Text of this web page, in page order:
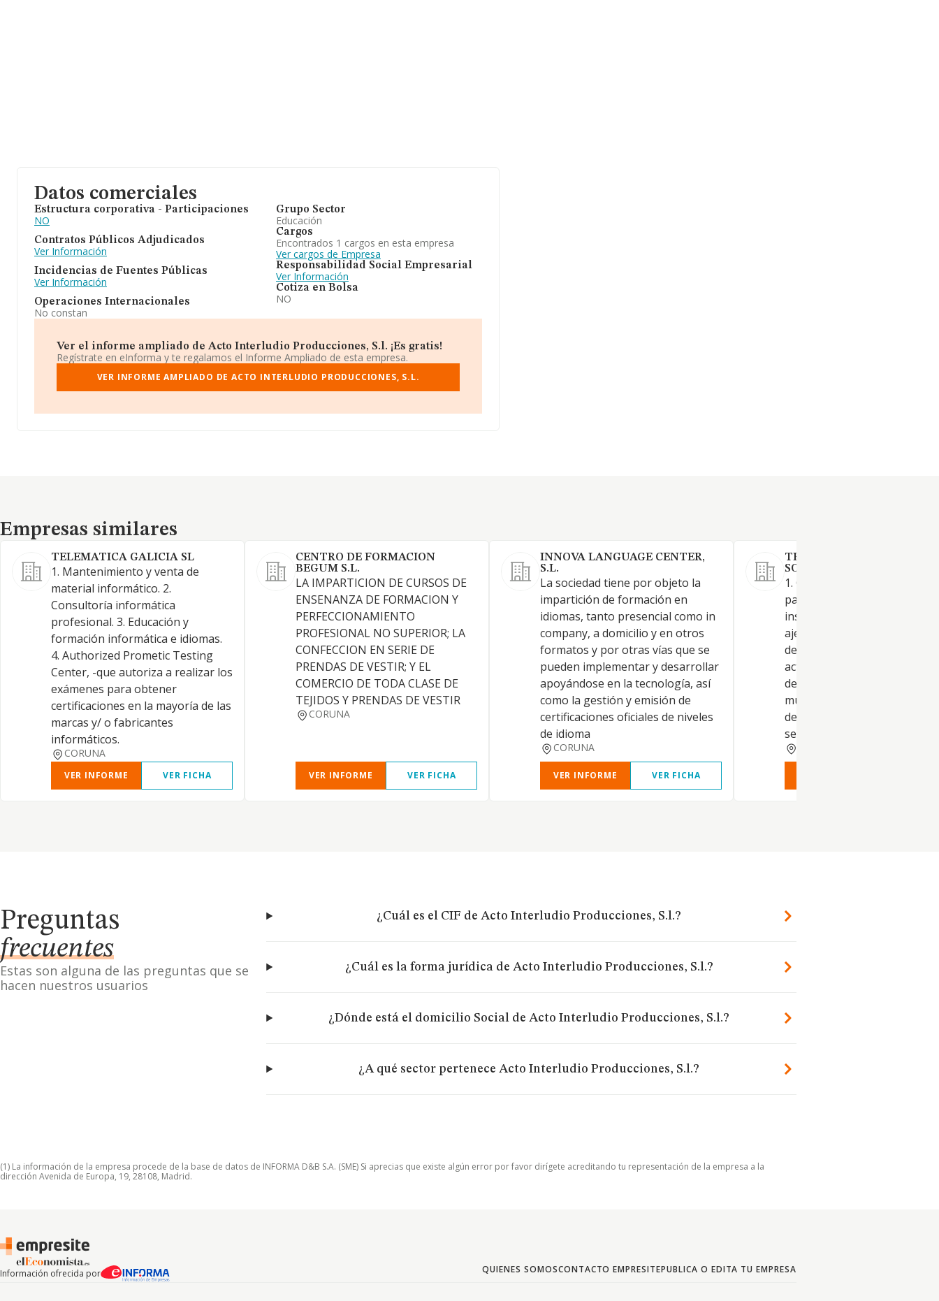
Datos comerciales
Estructura corporativa - Participaciones
NO
Contratos Públicos Adjudicados
Ver Información
Incidencias de Fuentes Públicas
Ver Información
Operaciones Internacionales
No constan
Grupo Sector
Educación
Cargos
Encontrados 1 cargos en esta empresa
Ver cargos de Empresa
Responsabilidad Social Empresarial
Ver Información
Cotiza en Bolsa
NO
Ver el informe ampliado de Acto Interludio Producciones, S.l. ¡Es gratis!
Regístrate en eInforma y te regalamos el Informe Ampliado de esta empresa.
VER INFORME AMPLIADO DE ACTO INTERLUDIO PRODUCCIONES, S.L.
Empresas similares
Empresas similares
TELEMATICA GALICIA SL
1. Mantenimiento y venta de
material informático. 2.
Consultoría informática
profesional. 3. Educación y
formación informática e idiomas.
4. Authorized Prometic Testing
Center, -que autoriza a realizar los
exámenes para obtener
certificaciones en la mayoría de las
marcas y/ o fabricantes
informáticos.
CORUNA
VER INFORME VER FICHA
CENTRO DE FORMACION
BEGUM S.L.
LA IMPARTICION DE CURSOS DE
ENSENANZA DE FORMACION Y
PERFECCIONAMIENTO
PROFESIONAL NO SUPERIOR; LA
CONFECCION EN SERIE DE
PRENDAS DE VESTIR; Y EL
COMERCIO DE TODA CLASE DE
TEJIDOS Y PRENDAS DE VESTIR
CORUNA
VER INFORME VER FICHA
INNOVA LANGUAGE CENTER,
S.L.
La sociedad tiene por objeto la
impartición de formación en
idiomas, tanto presencial como in
company, a domicilio y en otros
formatos y por otras vías que se
pueden implementar y desarrollar
apoyándose en la tecnología, así
como la gestión y emisión de
certificaciones oficiales de niveles
de idioma
CORUNA
VER INFORME VER FICHA
TELEMATICA
SOLUTIONS, S.L.
1. Gestión y explotación total
parcial de todo tipo de
instalaciones, tanto propias
ajenas, públicas y privadas,
destinadas a cualquier tipo
actividad deportiva,
de ocio y/ o recreo, teatros,
museos, centros culturales y
deportivos, incluyendo todos
servicios..
Preguntas
frecuentes
Estas son alguna de las preguntas que se
hacen nuestros usuarios
¿Cuál es el CIF de Acto Interludio Producciones, S.l.?
¿Cuál es la forma jurídica de Acto Interludio Producciones, S.l.?
¿Dónde está el domicilio Social de Acto Interludio Producciones, S.l.?
¿A qué sector pertenece Acto Interludio Producciones, S.l.?
(1) La información de la empresa procede de la base de datos de INFORMA D&B S.A. (SME) Si aprecias que existe algún error por favor dirígete acreditando tu representación de la empresa a la
dirección Avenida de Europa, 19, 28108, Madrid.
Información ofrecida por QUIENES SOMOSCONTACTO EMPRESITEPUBLICA O EDITA TU EMPRESA